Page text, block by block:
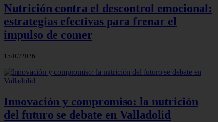
Nutrición contra el descontrol emocional:
estrategias efectivas para frenar el
impulso de comer
15/07/2026
Innovación y compromiso: la nutrición
del futuro se debate en Valladolid